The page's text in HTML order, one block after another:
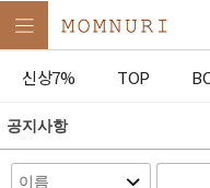
신상7% TOP
공지사항